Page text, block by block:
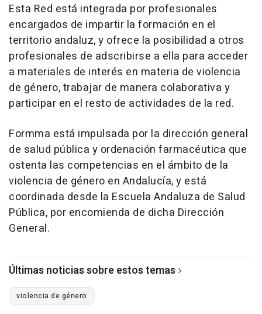
Esta Red está integrada por profesionales
encargados de impartir la formación en el
territorio andaluz, y ofrece la posibilidad a otros
profesionales de adscribirse a ella para acceder
a materiales de interés en materia de violencia
de género, trabajar de manera colaborativa y
participar en el resto de actividades de la red.
Formma está impulsada por la dirección general
de salud pública y ordenación farmacéutica que
ostenta las competencias en el ámbito de la
violencia de género en Andalucía, y está
coordinada desde la Escuela Andaluza de Salud
Pública, por encomienda de dicha Dirección
General.
Últimas noticias sobre estos temas
violencia de género